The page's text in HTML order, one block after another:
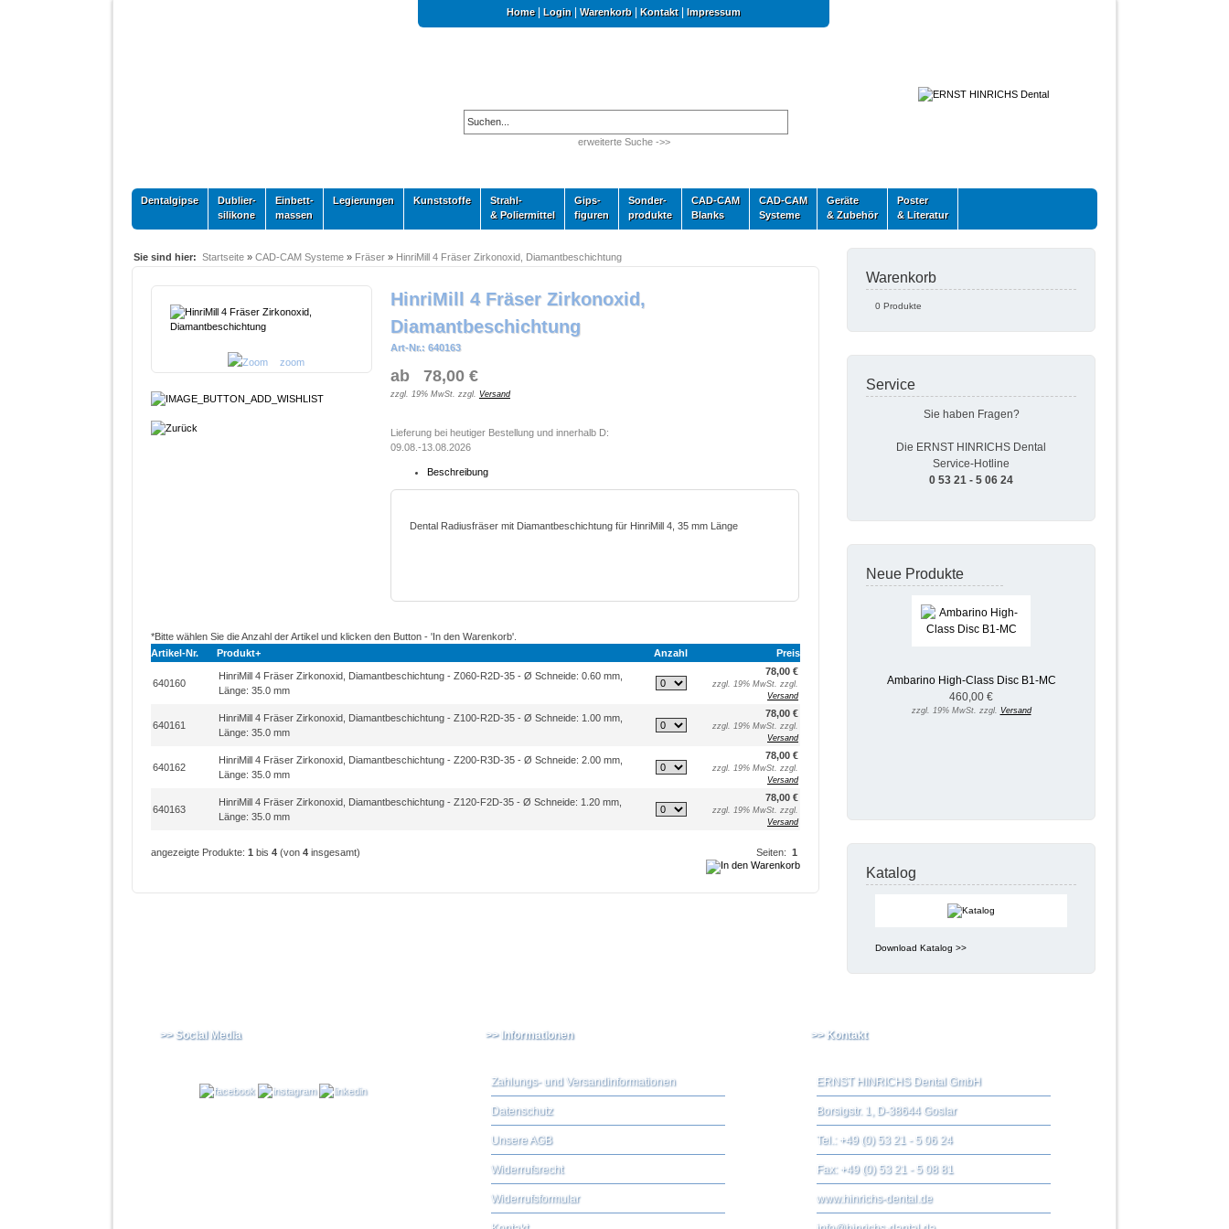
Home| Login Warenkorb| Kontakt| Impressum
erweiterte Suche ->>
Dentalgipse
Dublier-
silikone
Einbett-
massen
Legierungen Kunststoffe
Strahl-
& Poliermittel
Gips-
figuren
Sonder-
produkte
CAD-CAM
Blanks
CAD-CAM
Systeme
Geräte
& Zubehör
Poster
& Literatur
Sie sind hier: Startseite » CAD-CAM Systeme » Fräser » HinriMill 4 Fräser Zirkonoxid, Diamantbeschichtung
zoom
HinriMill 4 Fräser Zirkonoxid,
Diamantbeschichtung
Art-Nr.: 640163
ab 78,00 €
zzgl. 19% MwSt. zzgl. Versand
Lieferung bei heutiger Bestellung und innerhalb D:
09.08.-13.08.2026
Beschreibung
Dental Radiusfräser mit Diamantbeschichtung für HinriMill 4, 35 mm Länge
*Bitte wählen Sie die Anzahl der Artikel und klicken den Button - 'In den Warenkorb'.
Artikel-Nr.
Produkt+ Anzahl Preis
640160
HinriMill 4 Fräser Zirkonoxid, Diamantbeschichtung - Z060-R2D-35 - Ø Schneide: 0.60 mm,
Länge: 35.0 mm
78,00 €
zzgl. 19% MwSt. zzgl.
Versand
640161
HinriMill 4 Fräser Zirkonoxid, Diamantbeschichtung - Z100-R2D-35 - Ø Schneide: 1.00 mm,
Länge: 35.0 mm
78,00 €
zzgl. 19% MwSt. zzgl.
Versand
640162
HinriMill 4 Fräser Zirkonoxid, Diamantbeschichtung - Z200-R3D-35 - Ø Schneide: 2.00 mm,
Länge: 35.0 mm
78,00 €
zzgl. 19% MwSt. zzgl.
Versand
640163
HinriMill 4 Fräser Zirkonoxid, Diamantbeschichtung - Z120-F2D-35 - Ø Schneide: 1.20 mm,
Länge: 35.0 mm
78,00 €
zzgl. 19% MwSt. zzgl.
Versand
Seiten: 1
angezeigte Produkte: 1 bis 4 (von 4 insgesamt)
Warenkorb
0 Produkte
Service
Sie haben Fragen?
Die ERNST HINRICHS Dental
Service-Hotline
0 53 21 - 5 06 24
Neue Produkte
Ambarino High-Class Disc B1-MC
460,00 €
zzgl. 19% MwSt. zzgl. Versand
Katalog
Download Katalog >>
>> Social Media >> Informationen
Zahlungs- und Versandinformationen
Datenschutz
Unsere AGB
Widerrufsrecht
Widerrufsformular
>> Kontakt
ERNST HINRICHS Dental GmbH
Borsigstr. 1, D-38644 Goslar
Tel.: +49 (0) 53 21 - 5 06 24
Fax: +49 (0) 53 21 - 5 08 81
www.hinrichs-dental.de